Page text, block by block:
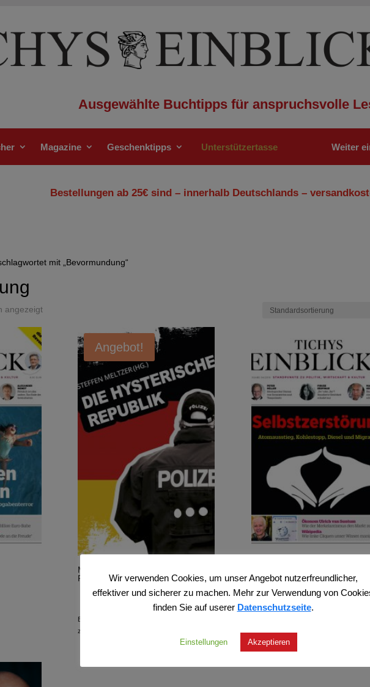
Ausgewählte Buchtipps für anspruchsvolle
Magazine Geschenktipps Unterstützertasse Weiter
Bestellungen ab 25€ sind – innerhalb Deutschlands –
mit „Bevormundung“
angezeigt
Angebot!
Meltzer (Hg.) – Die hysterische
Republik
16,97€Ursprünglicher
10,00€Aktueller
Preis
Enthält 7% MwSt.
zzgl.
8,90€
Enthält 7% MwSt.
Wir verwenden Cookies, um unser Angebot nutzerfreundlicher,
effektiver und sicherer zu machen. Mehr zur Verwendung von
finden Sie auf userer Datenschutzseite.
Einstellungen Akzeptieren